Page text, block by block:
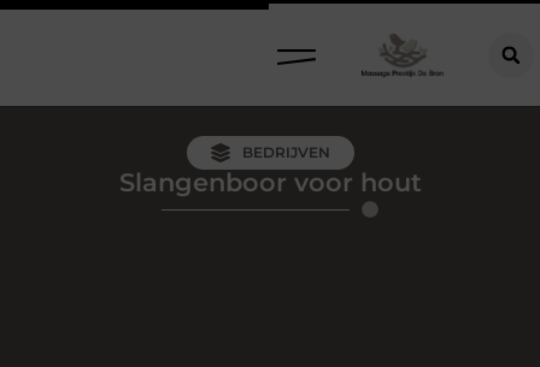
BEDRIJVEN
Slangenboor voor hout